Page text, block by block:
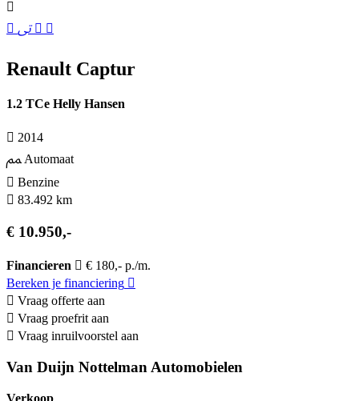
Renault Captur
1.2 TCe Helly Hansen
2014
Automaat
Benzine
83.492 km
€ 10.950,-
Financieren
€ 180,- p./m.
Bereken je financiering
Vraag offerte aan
Vraag proefrit aan
Vraag inruilvoorstel aan
Van Duijn Nottelman Automobielen
Verkoop